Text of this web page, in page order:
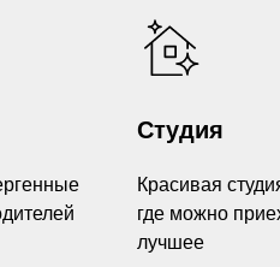
Студия
Красивая
где можно
лучшее